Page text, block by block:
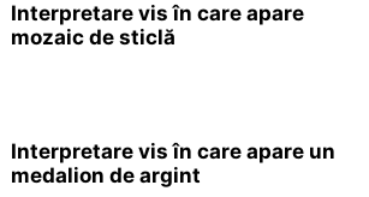
Interpretare vis în care apare
mozaic de sticlă
Interpretare vis în care apare un
medalion de argint